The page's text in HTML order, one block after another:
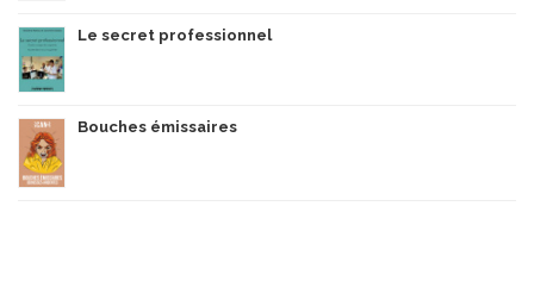
Le secret professionnel
Bouches émissaires